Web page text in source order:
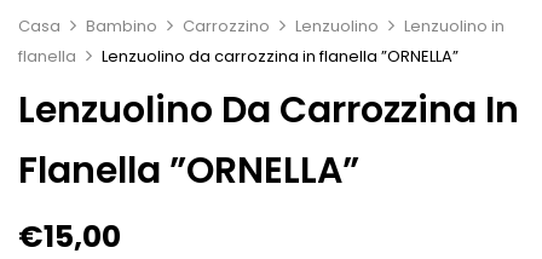
Casa Bambino Carrozzino Lenzuolino
Lenzuolino in
flanella
Lenzuolino da carrozzina in flanella ”ORNELLA”
Lenzuolino Da Carrozzina In
Flanella ”ORNELLA”
€15,00